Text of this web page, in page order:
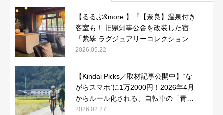
【るるぶ&more.】『【奈良】温泉付き
客室も！ 旧県知事公舎を改装した宿
「紫翠 ラグジュアリーコレクションホ
テル 奈良」で贅沢ステイ』
2026.05.22
【Kindai Picks／取材記事公開中】“な
がらスマホ”に1万2000円！2026年4月
からルール化される、自転車の「青切
符」とは？
2026.02.27